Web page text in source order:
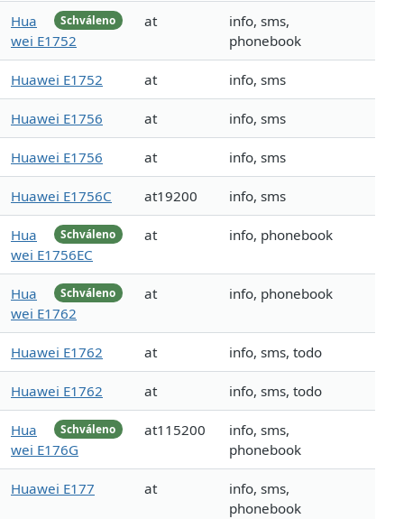
Schváleno
Hua
wei E1752
at
info, sms,
phonebook
Huawei E1752 at info, sms
Huawei E1756 at info, sms
Huawei E1756 at info, sms
Huawei E1756C at19200 info, sms
Schváleno
Hua
wei E1756EC
at info, phonebook
Schváleno
Hua
wei E1762
at info, phonebook
Huawei E1762 at info, sms, todo
Huawei E1762 at info, sms, todo
Schváleno
Hua
wei E176G
at115200
info, sms,
phonebook
Huawei E177 at
info, sms,
phonebook